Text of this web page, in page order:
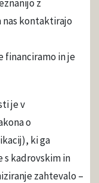
z
nas kontaktirajo
financiramo in je
je v
o
ki ga
s kadrovskim in
zahtevalo –